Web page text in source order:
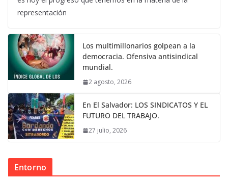
representación
Los multimillonarios golpean a la
democracia. Ofensiva antisindical
mundial.
2 agosto, 2026
En El Salvador: LOS SINDICATOS Y EL
FUTURO DEL TRABAJO.
27 julio, 2026
Entorno